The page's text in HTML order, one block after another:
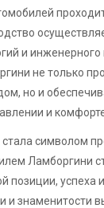
и инженерного
не только
но и
и
символом
Ламборгини
позиции, успеха
и знаменитости